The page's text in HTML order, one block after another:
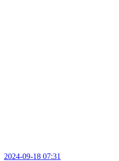
2024-09-18 07:31